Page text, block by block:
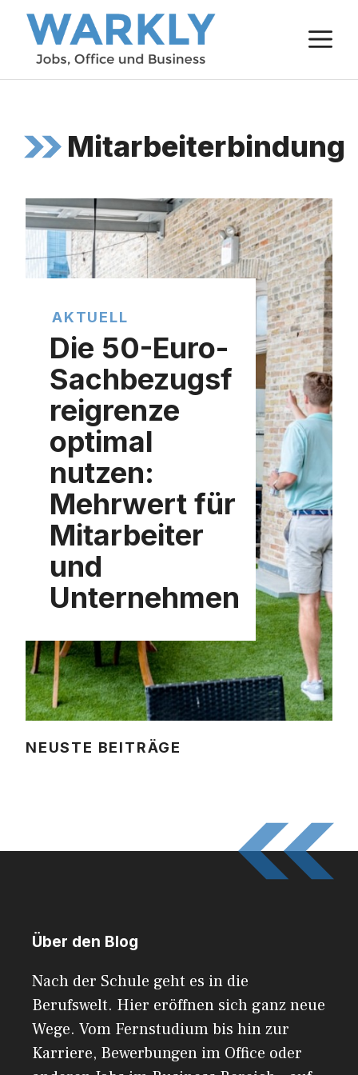
Zum
Inhalt
springen
Mitarbeiterbindung
AKTUELL
Die 50-Euro-
Sachbezugsf
reigrenze
optimal
nutzen:
Mehrwert für
Mitarbeiter
und
Unternehmen
NEUSTE BEITRÄGE
Über den Blog
Nach der Schule geht es in die
Berufswelt. Hier eröffnen sich ganz neue
Wege. Vom Fernstudium bis hin zur
Karriere, Bewerbungen im Office oder